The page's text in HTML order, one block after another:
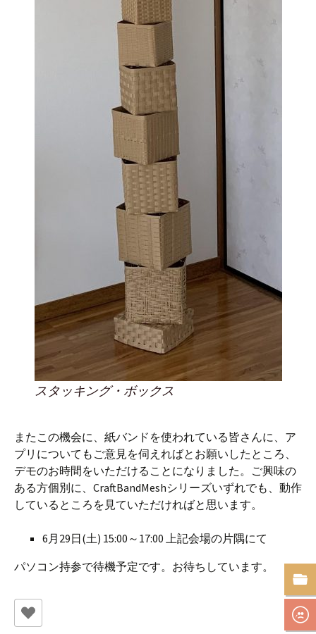
スタッキング・ボックス
またこの機会に、紙バンドを使われている皆さんに、ア
プリについてもご意見を伺えればとお願いしたところ、
デモのお時間をいただけることになりました。ご興味の
ある方個別に、CraftBandMeshシリーズいずれでも、動作
しているところを見ていただければと思います。
6月29日(土) 15:00～17:00 上記会場の片隅にて
パソコン持参で待機予定です。お待ちしています。